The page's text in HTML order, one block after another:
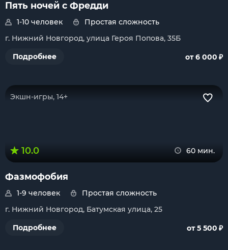
Пять ночей с Фредди
1-10 человек
Простая сложность
г. Нижний Новгород, улица Героя Попова, 35Б
Подробнее
от 6 000 ₽
Экшн-игры, 14+
10.0 60 мин.
Фазмофобия
1-9 человек
Простая сложность
г. Нижний Новгород, Батумская улица, 25
Подробнее
от 5 500 ₽